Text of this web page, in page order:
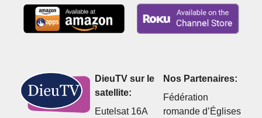
DieuTV sur le
satellite:
Eutelsat 16A
Nos Partenaires:
Fédération
romande d’Églises